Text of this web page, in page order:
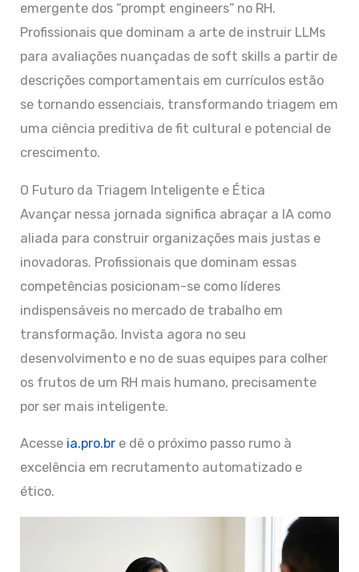
emergente dos “prompt engineers” no RH.
Profissionais que dominam a arte de instruir LLMs
para avaliações nuançadas de soft skills a partir de
descrições comportamentais em currículos estão
se tornando essenciais, transformando triagem em
uma ciência preditiva de fit cultural e potencial de
crescimento.
O Futuro da Triagem Inteligente e Ética
Avançar nessa jornada significa abraçar a IA como
aliada para construir organizações mais justas e
inovadoras. Profissionais que dominam essas
competências posicionam-se como líderes
indispensáveis no mercado de trabalho em
transformação. Invista agora no seu
desenvolvimento e no de suas equipes para colher
os frutos de um RH mais humano, precisamente
por ser mais inteligente.
Acesse ia.pro.br e dê o próximo passo rumo à
excelência em recrutamento automatizado e
ético.